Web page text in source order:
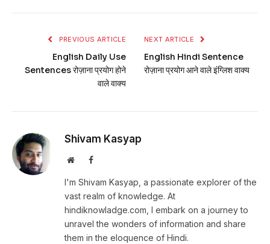
PREVIOUS ARTICLE
English Daily Use
Sentences रोज़ाना प्रयोग होने
वाले वाक्य
NEXT ARTICLE
English Hindi Sentence
रोज़ाना प्रयोग आने वाले इंग्लिश वाक्य
Shivam Kasyap
WebsiteFacebook
I'm Shivam Kasyap, a passionate explorer of the
vast realm of knowledge. At
hindiknowladge.com, I embark on a journey to
unravel the wonders of information and share
them in the eloquence of Hindi.